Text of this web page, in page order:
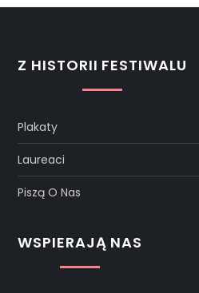
Z HISTORII FESTIWALU
Plakaty
Laureaci
Piszą O Nas
WSPIERAJĄ NAS